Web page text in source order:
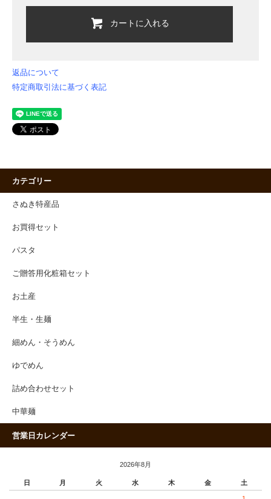
カートに入れる
返品について
特定商取引法に基づく表記
カテゴリー
さぬき特産品
お買得セット
パスタ
ご贈答用化粧箱セット
お土産
半生・生麺
細めん・そうめん
ゆでめん
詰め合わせセット
中華麺
営業日カレンダー
2026年8月
日 月 火 水 木 金 土